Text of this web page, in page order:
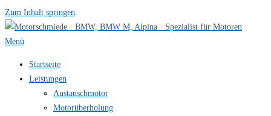
Zum Inhalt springen
Menü
Startseite
Leistungen
Austauschmotor
Motorüberholung